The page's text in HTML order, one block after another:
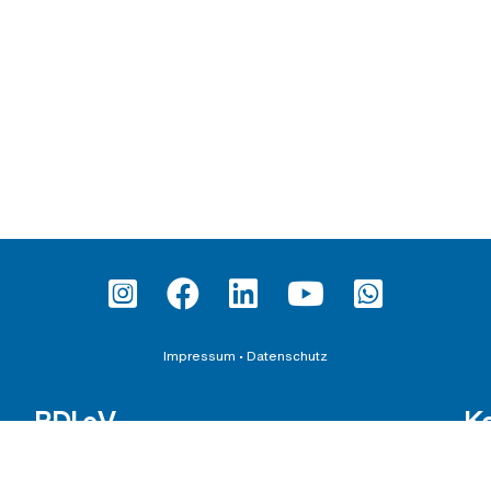
Impressum •Datenschutz
BDI e.V.